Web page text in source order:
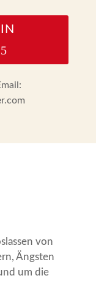
von
Ängsten
um die